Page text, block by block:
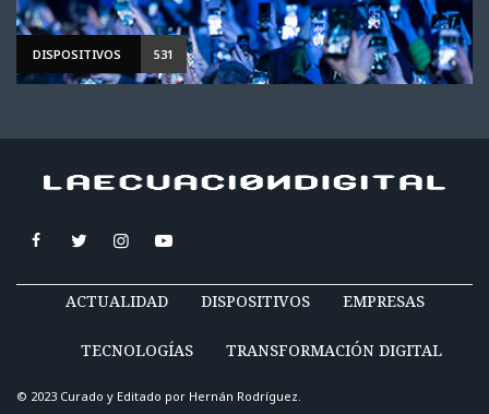
DISPOSITIVOS 531
ACTUALIDAD DISPOSITIVOS EMPRESAS
TECNOLOGÍAS TRANSFORMACIÓN DIGITAL
© 2023 Curado y Editado por Hernán Rodríguez.